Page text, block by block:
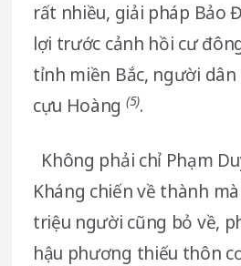
rất nhiều, giải pháp Bảo
lợi trước cảnh hồi cư
tỉnh miền Bắc, người
cựu Hoàng (5).
Không phải chỉ Phạm
Kháng chiến về thành
triệu người cũng bỏ về,
hậu phương thiếu thôn